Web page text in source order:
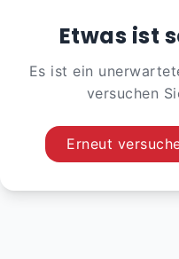
Etwas ist
Es ist ein
versuchen
Erneut